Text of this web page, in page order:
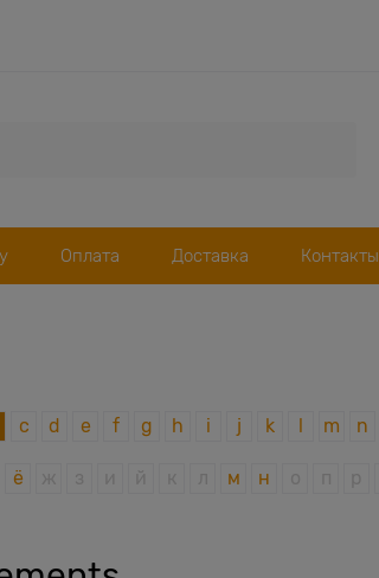
Оплата Доставка Контакты
c d e f g h i j k m n
ё м н